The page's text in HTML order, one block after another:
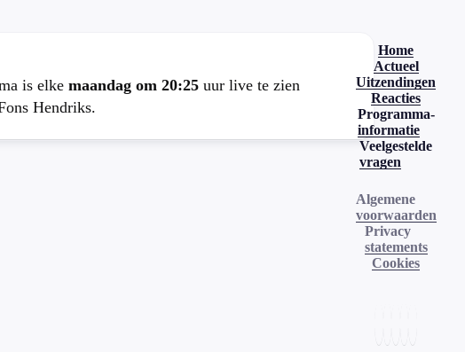
is elke maandag om 20:25 uur live te zien
Hendriks.
Home
Actueel
Uitzendingen
Reacties
Programma-
informatie
Veelgestelde
vragen
Algemene
voorwaarden
Privacy
statements
Cookies